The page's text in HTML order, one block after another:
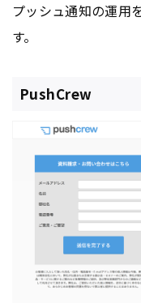
プッシュ通知の運用
す。
PushCrew